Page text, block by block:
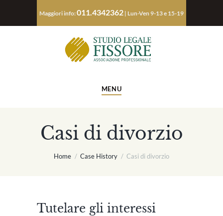
Maggiori info:011.4342362 | Lun-Ven 9-13 e 15-19
MENU
Casi di divorzio
Home Case History Casi di divorzio
Tutelare gli interessi